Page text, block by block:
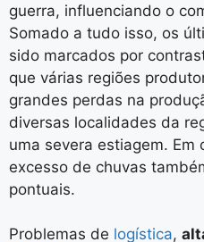
guerra, influenciando o
Somado a tudo isso, os
sido marcados por
que várias regiões
grandes perdas na
diversas localidades da
uma severa estiagem. Em
excesso de chuvas
pontuais.
Problemas de logística,